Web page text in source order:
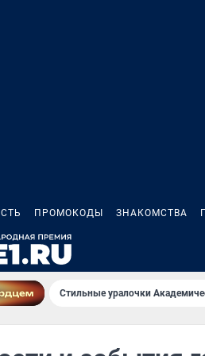
ПРОМОКОДЫ ЗНАКОМСТВА
Стильные уралочки